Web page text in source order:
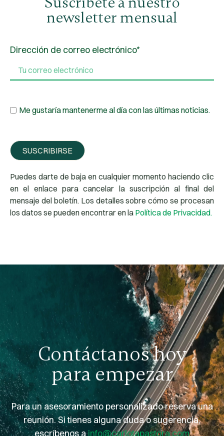
newsletter mensual
Dirección de correo electrónico*
Me gustaría mantenerme al día con las últimas noticias.
SUSCRIBIRSE
Puedes darte de baja en cualquier momento haciendo clic
en el enlace para cancelar la suscripción al final del
mensaje del boletín. Los detalles sobre cómo se procesan
los datos se pueden encontrar en la Política de Privacidad.
Contáctanos hoy
para empezar
Para un asesoramiento personalizado reserva una
reunión. Si tienes alguna duda o sugerencia,
escríbenos a info@carlotapastora.com